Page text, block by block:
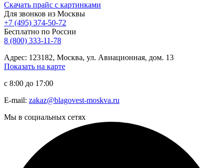
Скачать прайс с картинками
Для звонков из Москвы
+7 (495) 374-50-72
Бесплатно по России
8 (800) 333-11-78
Адрес: 123182, Москва, ул. Авиационная, дом. 13
Показать на карте
с 8:00 до 17:00
E-mail: zakaz@blagovest-moskva.ru
Мы в социальных сетях